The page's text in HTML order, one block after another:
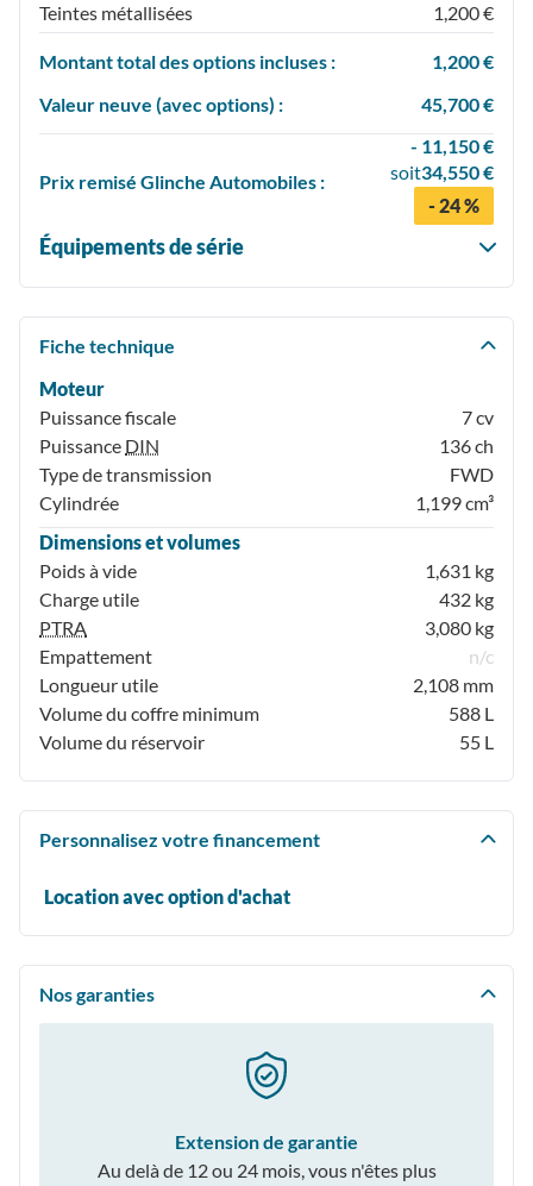
Teintes métallisées 1,200 €
Montant total des options incluses :
1,200 €
Valeur neuve (avec options) :
45,700 €
Prix remisé Glinche Automobiles :
- 11,150 €
soit34,550 €
- 24 %
Équipements de série
Fiche technique
Moteur
Puissance fiscale
7 cv
Puissance DIN
136 ch
Type de transmission
FWD
Cylindrée
1,199 cm³
Dimensions et volumes
Poids à vide
1,631 kg
Charge utile
432 kg
PTRA
3,080 kg
Empattement
n/c
Longueur utile
2,108 mm
Volume du coffre minimum
588 L
Volume du réservoir
55 L
Personnalisez votre financement
Location avec option d'achat
Nos garanties
Extension de garantie
Au delà de 12 ou 24 mois, vous n'êtes plus